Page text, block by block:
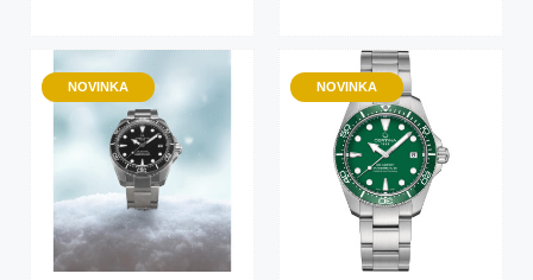
NOVINKA NOVINKA